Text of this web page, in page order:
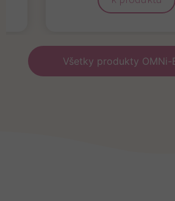
Všetky produkty OMNi-